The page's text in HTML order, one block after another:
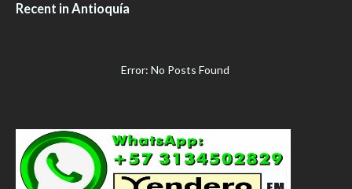
Recent in Antioquía
Error: No Posts Found